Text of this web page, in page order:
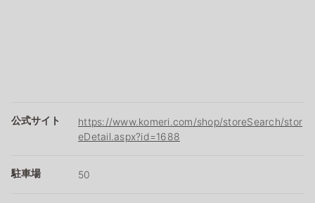
公式サイト
https://www.komeri.com/shop/storeSearch/stor
eDetail.aspx?id=1688
駐車場 50